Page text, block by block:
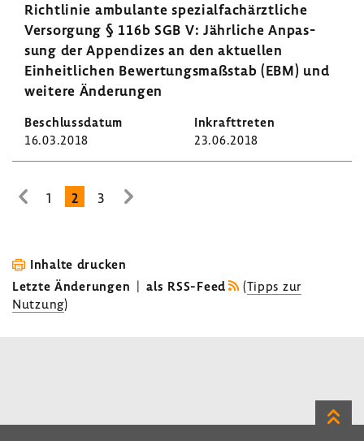
Richt­linie ambu­lante spezi­al­fach­ärzt­liche
Versor­gung § 116b SGB V: Jähr­liche Anpas­
sung der Appen­dizes an den aktu­ellen
Einheit­li­chen Bewer­tungs­maß­stab (EBM) und
weitere Ände­rungen
16.03.2018 23.06.2018
zur
Seite
1 2 3
zur
Inhalte drucken
Letzte Änderungen | als RSS-Feed (Tipps zur
Nutzung)
Zum